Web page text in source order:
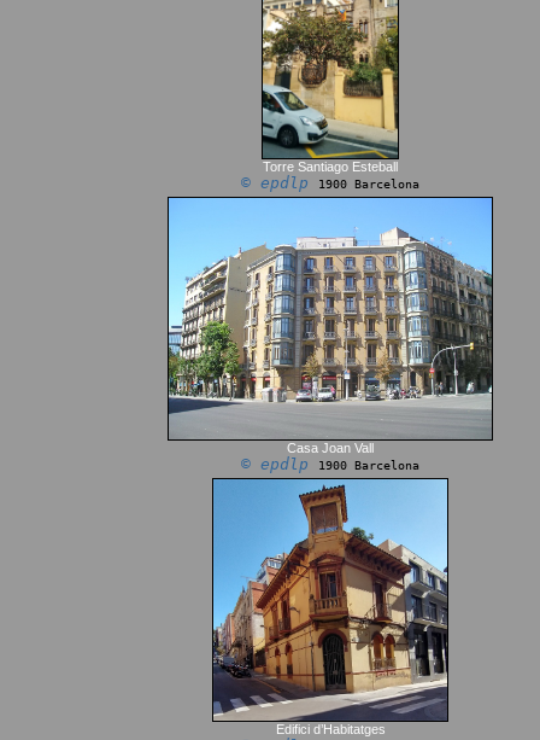
Torre Santiago Esteball
© epdlp 1900 Barcelona
Casa Joan Vall
© epdlp 1900 Barcelona
Edifici d’Habitatges